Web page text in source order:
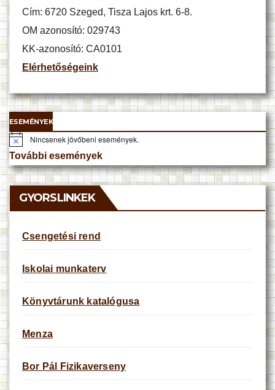
Cím: 6720 Szeged, Tisza Lajos krt. 6-8.
OM azonosító: 029743
KK-azonosító: CA0101
Elérhetőségeink
ESEMÉNYEK
N
o
t
i
c
e
Nincsenek jövőbeni események.
További események
GYORSLINKEK
Csengetési rend
Iskolai munkaterv
Könyvtárunk katalógusa
Menza
Bor Pál Fizikaverseny